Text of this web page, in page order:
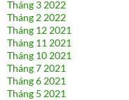
Tháng 3 2022
Tháng 2 2022
Tháng 12 2021
Tháng 11 2021
Tháng 10 2021
Tháng 7 2021
Tháng 6 2021
Tháng 5 2021